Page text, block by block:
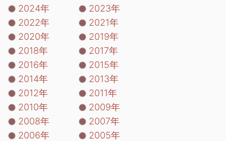
2024年
2023年
2022年
2021年
2020年
2019年
2018年
2017年
2016年
2015年
2014年
2013年
2012年
2011年
2010年
2009年
2008年
2007年
2006年
2005年